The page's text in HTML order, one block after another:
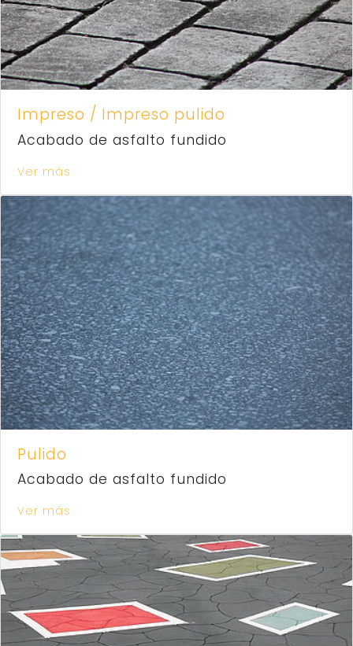
Impreso / Impreso pulido
Acabado de asfalto fundido
Ver más
Pulido
Acabado de asfalto fundido
Ver más